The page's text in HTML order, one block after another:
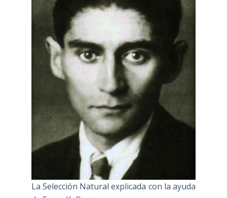
La Selección Natural explicada con la ayuda